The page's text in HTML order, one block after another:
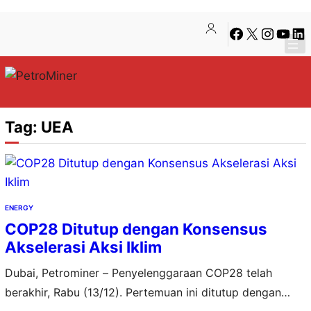
konten
content
Facebook
X Instagram
Tag: UEA
ENERGY
COP28 Ditutup dengan Konsensus
Akselerasi Aksi Iklim
Dubai, Petrominer – Penyelenggaraan COP28 telah
berakhir, Rabu (13/12). Pertemuan ini ditutup dengan